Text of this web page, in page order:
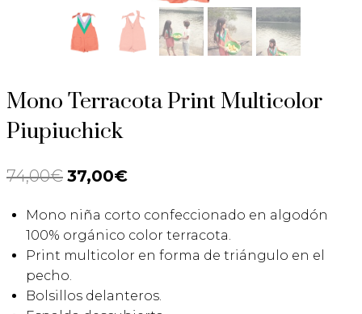
Mono Terracota Print Multicolor
Piupiuchick
74,00€ El
original
era:
74,00€.
37,00€
actual
es:
Mono niña corto confeccionado en algodón
100% orgánico color terracota.
Print multicolor en forma de triángulo en el
pecho.
Bolsillos delanteros.